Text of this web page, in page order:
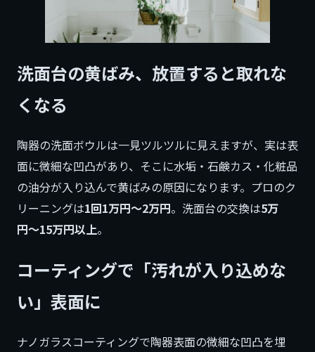
洗面台の黄ばみ、放置すると取れな
くなる
陶器の洗面ボウルは一見ツルツルに見えますが、実は表
面に微細な凹凸があり、そこに水垢・石鹸カス・化粧品
の油分が入り込んで黄ばみの原因になります。プロのク
リーニングは1回1万円〜2万円。洗面台の交換は5万
円〜15万円以上。
コーティングで「汚れが入り込めな
い」表面に
ナノガラスコーティングで陶器表面の微細な凹凸を埋